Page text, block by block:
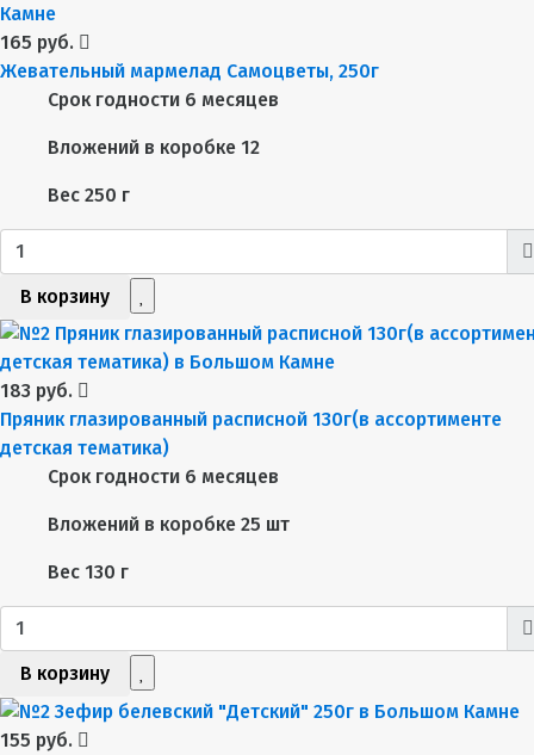
165 руб.
Жевательный мармелад Самоцветы, 250г
Срок годности 6 месяцев
Вложений в коробке 12
Вес 250 г
В корзину
183 руб.
Пряник глазированный расписной 130г(в ассортименте
детская тематика)
Срок годности 6 месяцев
Вложений в коробке 25 шт
Вес 130 г
В корзину
155 руб.